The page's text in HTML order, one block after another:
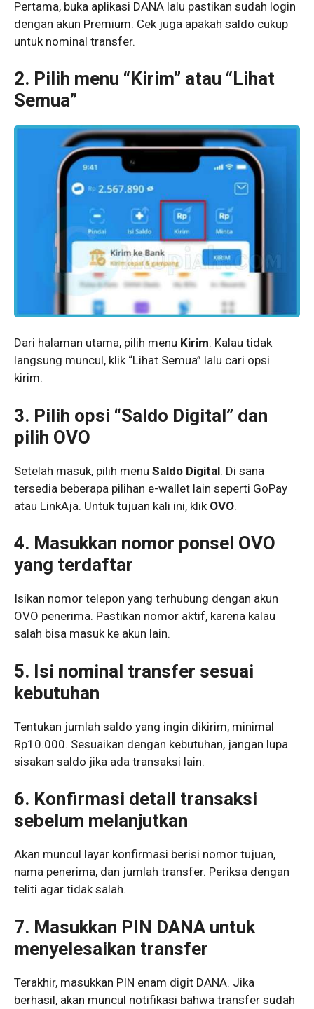
Pertama, buka aplikasi DANA lalu pastikan sudah login
dengan akun Premium. Cek juga apakah saldo cukup
untuk nominal transfer.
2. Pilih menu “Kirim” atau “Lihat
Semua”
Dari halaman utama, pilih menu Kirim. Kalau tidak
langsung muncul, klik “Lihat Semua” lalu cari opsi
kirim.
3. Pilih opsi “Saldo Digital” dan
pilih OVO
Setelah masuk, pilih menu Saldo Digital. Di sana
tersedia beberapa pilihan e-wallet lain seperti GoPay
atau LinkAja. Untuk tujuan kali ini, klik OVO.
4. Masukkan nomor ponsel OVO
yang terdaftar
Isikan nomor telepon yang terhubung dengan akun
OVO penerima. Pastikan nomor aktif, karena kalau
salah bisa masuk ke akun lain.
5. Isi nominal transfer sesuai
kebutuhan
Tentukan jumlah saldo yang ingin dikirim, minimal
Rp10.000. Sesuaikan dengan kebutuhan, jangan lupa
sisakan saldo jika ada transaksi lain.
6. Konfirmasi detail transaksi
sebelum melanjutkan
Akan muncul layar konfirmasi berisi nomor tujuan,
nama penerima, dan jumlah transfer. Periksa dengan
teliti agar tidak salah.
7. Masukkan PIN DANA untuk
menyelesaikan transfer
Terakhir, masukkan PIN enam digit DANA. Jika
berhasil, akan muncul notifikasi bahwa transfer sudah